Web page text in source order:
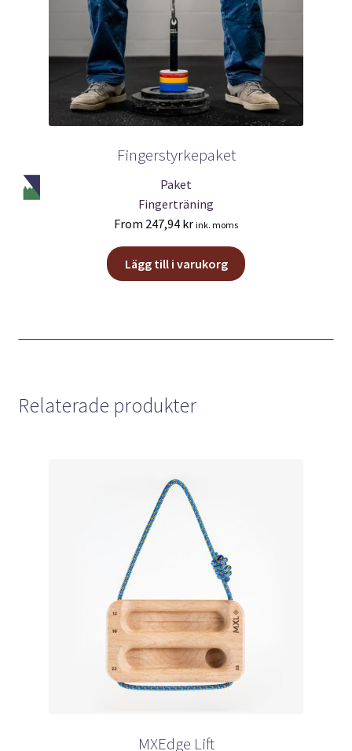
Fingerstyrkepaket
Paket
Fingerträning
From 247,94 kr ink. moms
Lägg till i varukorg
Relaterade produkter
MXEdge Lift